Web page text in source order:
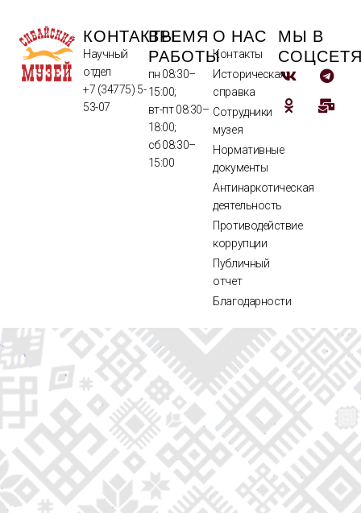
КОНТАКТЫ
Научный
отдел
+7 (34775) 5-
53-07
ВРЕМЯ
РАБОТЫ
пн 08:30–
15:00;
вт-пт 08:30–
18:00;
сб 08:30–
15:00
О НАС
Контакты
Историческая
справка
Сотрудники
музея
Нормативные
документы
Антинаркотическая
деятельность
Противодействие
коррупции
Публичный
отчет
Благодарности
МЫ В